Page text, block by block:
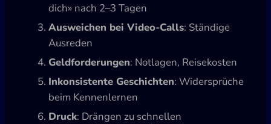
dich» nach 2–3 Tagen
Ausweichen bei Video-Calls: Ständige
Ausreden
Geldforderungen: Notlagen, Reisekosten
Inkonsistente Geschichten: Widersprüche
beim Kennenlernen
Druck: Drängen zu schnellen